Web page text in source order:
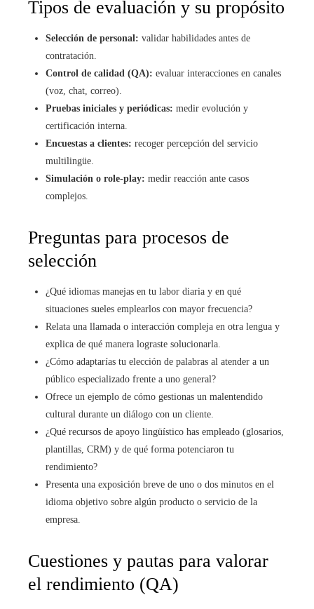
Tipos de evaluación y su propósito
Selección de personal: validar habilidades antes de
contratación.
Control de calidad (QA): evaluar interacciones en canales
(voz, chat, correo).
Pruebas iniciales y periódicas: medir evolución y
certificación interna.
Encuestas a clientes: recoger percepción del servicio
multilingüe.
Simulación o role-play: medir reacción ante casos
complejos.
Preguntas para procesos de
selección
¿Qué idiomas manejas en tu labor diaria y en qué
situaciones sueles emplearlos con mayor frecuencia?
Relata una llamada o interacción compleja en otra lengua y
explica de qué manera lograste solucionarla.
¿Cómo adaptarías tu elección de palabras al atender a un
público especializado frente a uno general?
Ofrece un ejemplo de cómo gestionas un malentendido
cultural durante un diálogo con un cliente.
¿Qué recursos de apoyo lingüístico has empleado (glosarios,
plantillas, CRM) y de qué forma potenciaron tu
rendimiento?
Presenta una exposición breve de uno o dos minutos en el
idioma objetivo sobre algún producto o servicio de la
empresa.
Cuestiones y pautas para valorar
el rendimiento (QA)